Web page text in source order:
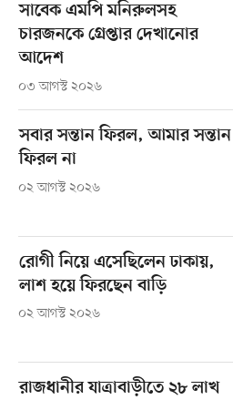
সাবেক এমপি মনিরুলসহ
চারজনকে গ্রেপ্তার দেখানোর
আদেশ
০৩ আগস্ট ২০২৬
সবার সন্তান ফিরল, আমার সন্তান
ফিরল না
০২ আগস্ট ২০২৬
রোগী নিয়ে এসেছিলেন ঢাকায়,
লাশ হয়ে ফিরছেন বাড়ি
০২ আগস্ট ২০২৬
রাজধানীর যাত্রাবাড়ীতে ২৮ লাখ